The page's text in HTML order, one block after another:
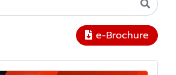
e-Brochure